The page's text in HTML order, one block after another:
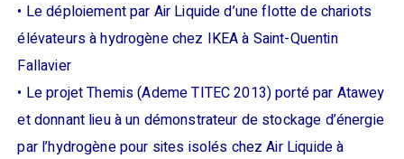
• Le déploiement par Air Liquide d’une flotte de chariots
élévateurs à hydrogène chez IKEA à Saint-Quentin
Fallavier
• Le projet Themis (Ademe TITEC 2013) porté par Atawey
et donnant lieu à un démonstrateur de stockage d’énergie
par l’hydrogène pour sites isolés chez Air Liquide à